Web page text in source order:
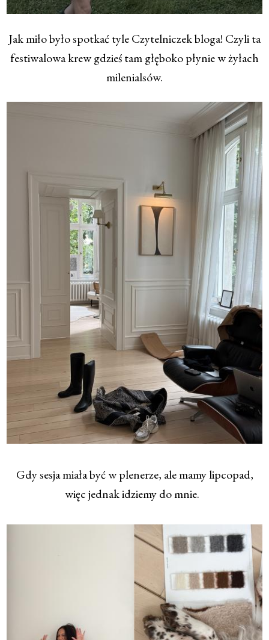
Jak miło było spotkać tyle Czytelniczek bloga! Czyli ta
festiwalowa krew gdzieś tam głęboko płynie w żyłach
milenialsów.
Gdy sesja miała być w plenerze, ale mamy lipcopad,
więc jednak idziemy do mnie.